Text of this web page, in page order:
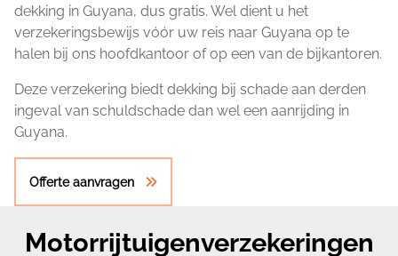
dekking in Guyana, dus gratis. Wel dient u het
verzekeringsbewijs vóór uw reis naar Guyana op te
halen bij ons hoofdkantoor of op een van de bijkantoren.
Deze verzekering biedt dekking bij schade aan derden
ingeval van schuldschade dan wel een aanrijding in
Guyana.
Offerte aanvragen
Motorrijtuigenverzekeringen